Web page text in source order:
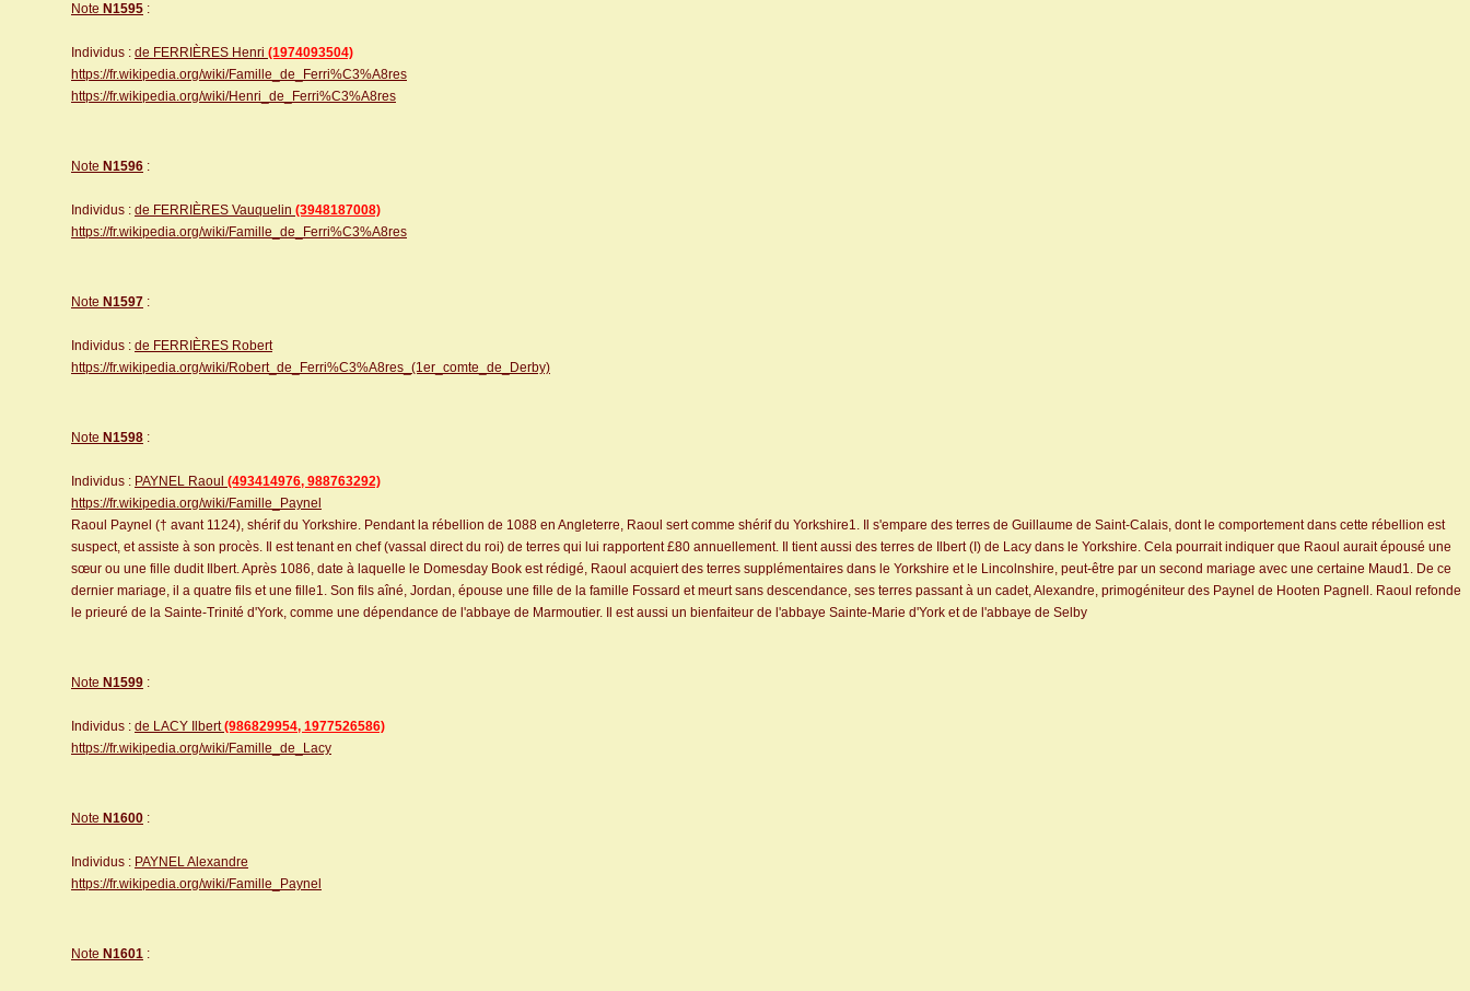
Note N1595 :
Individus : de FERRIÈRES Henri (1974093504)
https://fr.wikipedia.org/wiki/Famille_de_Ferri%C3%A8res
https://fr.wikipedia.org/wiki/Henri_de_Ferri%C3%A8res
Note N1596 :
Individus : de FERRIÈRES Vauquelin (3948187008)
https://fr.wikipedia.org/wiki/Famille_de_Ferri%C3%A8res
Note N1597 :
Individus : de FERRIÈRES Robert
https://fr.wikipedia.org/wiki/Robert_de_Ferri%C3%A8res_(1er_comte_de_Derby)
Note N1598 :
Individus : PAYNEL Raoul (493414976, 988763292)
https://fr.wikipedia.org/wiki/Famille_Paynel
Raoul Paynel († avant 1124), shérif du Yorkshire. Pendant la rébellion de 1088 en Angleterre, Raoul sert comme shérif du Yorkshire1. Il s'empare des terres de Guillaume de Saint-Calais, dont le comportement dans cette rébellion est
suspect, et assiste à son procès. Il est tenant en chef (vassal direct du roi) de terres qui lui rapportent £80 annuellement. Il tient aussi des terres de Ilbert (I) de Lacy dans le Yorkshire. Cela pourrait indiquer que Raoul aurait épousé une
sœur ou une fille dudit Ilbert. Après 1086, date à laquelle le Domesday Book est rédigé, Raoul acquiert des terres supplémentaires dans le Yorkshire et le Lincolnshire, peut-être par un second mariage avec une certaine Maud1. De ce
dernier mariage, il a quatre fils et une fille1. Son fils aîné, Jordan, épouse une fille de la famille Fossard et meurt sans descendance, ses terres passant à un cadet, Alexandre, primogéniteur des Paynel de Hooten Pagnell. Raoul refonde
le prieuré de la Sainte-Trinité d'York, comme une dépendance de l'abbaye de Marmoutier. Il est aussi un bienfaiteur de l'abbaye Sainte-Marie d'York et de l'abbaye de Selby
Note N1599 :
Individus : de LACY Ilbert(986829954, 1977526586)
https://fr.wikipedia.org/wiki/Famille_de_Lacy
Note N1600 :
Individus : PAYNEL Alexandre
https://fr.wikipedia.org/wiki/Famille_Paynel
Note N1601 :